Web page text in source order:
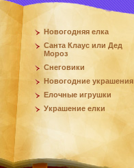
Новогодняя елка
Санта Клаус или Дед
Мороз
Снеговики
Новогодние украшения
Елочные игрушки
Украшение елки